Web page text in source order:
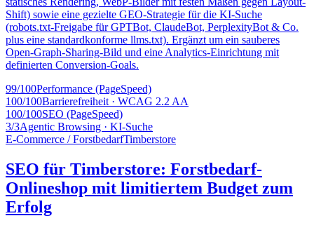
Shift) sowie eine gezielte GEO-Strategie für die KI-Suche
(robots.txt-Freigabe für GPTBot, ClaudeBot, PerplexityBot & Co.
plus eine standardkonforme llms.txt). Ergänzt um ein sauberes
Open-Graph-Sharing-Bild und eine Analytics-Einrichtung mit
definierten Conversion-Goals.
99/100Performance (PageSpeed)
100/100Barrierefreiheit · WCAG 2.2 AA
100/100SEO (PageSpeed)
3/3Agentic Browsing · KI-Suche
E-Commerce / ForstbedarfTimberstore
SEO für Timberstore: Forstbedarf-
Onlineshop mit limitiertem Budget zum
Erfolg